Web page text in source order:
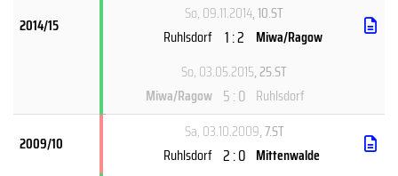
2014/15
So, 09.11.2014, 10.ST
Ruhlsdorf 1 : 2 Miwa/Ragow
So, 03.05.2015, 25.ST
Miwa/Ragow 5 : 0 Ruhlsdorf
2009/10
Sa, 03.10.2009, 7.ST
Ruhlsdorf 2 : 0 Mittenwalde